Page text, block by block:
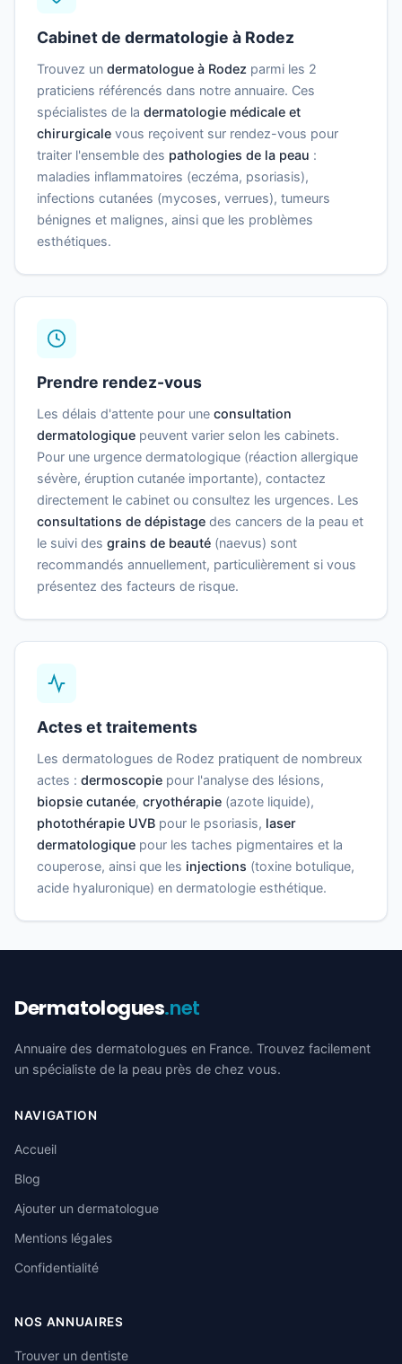
Cabinet de dermatologie à Rodez
Trouvez un dermatologue à Rodez parmi les 2
praticiens référencés dans notre annuaire. Ces
spécialistes de la dermatologie médicale et
chirurgicale vous reçoivent sur rendez-vous pour
traiter l'ensemble des pathologies de la peau :
maladies inflammatoires (eczéma, psoriasis),
infections cutanées (mycoses, verrues), tumeurs
bénignes et malignes, ainsi que les problèmes
esthétiques.
Prendre rendez-vous
Les délais d'attente pour une consultation
dermatologique peuvent varier selon les cabinets.
Pour une urgence dermatologique (réaction allergique
sévère, éruption cutanée importante), contactez
directement le cabinet ou consultez les urgences. Les
consultations de dépistage des cancers de la peau et
le suivi des grains de beauté (naevus) sont
recommandés annuellement, particulièrement si vous
présentez des facteurs de risque.
Actes et traitements
Les dermatologues de Rodez pratiquent de nombreux
actes : dermoscopie pour l'analyse des lésions,
biopsie cutanée, cryothérapie (azote liquide),
photothérapie UVB pour le psoriasis, laser
dermatologique pour les taches pigmentaires et la
couperose, ainsi que les injections (toxine botulique,
acide hyaluronique) en dermatologie esthétique.
Dermatologues.net
Annuaire des dermatologues en France. Trouvez facilement
un spécialiste de la peau près de chez vous.
NAVIGATION
Accueil
Blog
Ajouter un dermatologue
Mentions légales
Confidentialité
NOS ANNUAIRES
Trouver un dentiste